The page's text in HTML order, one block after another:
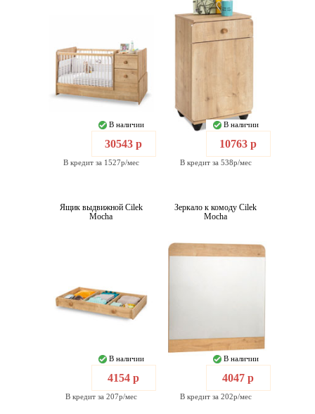
В наличии
30543 р
В кредит за 1527р/мес
В наличии
10763 р
В кредит за 538р/мес
Ящик выдвижной Cilek
Mocha
В наличии
4154 р
В кредит за 207р/мес
Зеркало к комоду Cilek
Mocha
В наличии
4047 р
В кредит за 202р/мес